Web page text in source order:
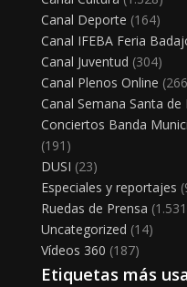
Canal Deporte (164)
Canal IFEBA Feria
Canal Juventud (304)
Canal Plenos Online
Canal Semana Santa
Conciertos Banda
(191)
DUSI (23)
Especiales y reportajes
Ruedas de Prensa
Uncategorized (14)
Vídeos 360 (187)
Etiquetas más